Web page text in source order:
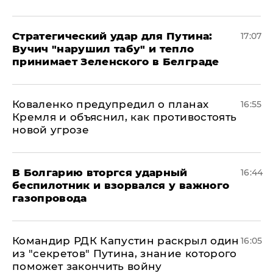
Стратегический удар для Путина:
Вучич "нарушил табу" и тепло
принимает Зеленского в Белграде
17:07
Коваленко предупредил о планах
Кремля и объяснил, как противостоять
новой угрозе
16:55
В Болгарию вторгся ударный
беспилотник и взорвался у важного
газопровода
16:44
Командир РДК Капустин раскрыл один
из "секретов" Путина, знание которого
поможет закончить войну
16:05